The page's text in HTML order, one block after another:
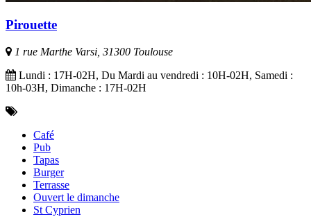
Pirouette
1 rue Marthe Varsi, 31300 Toulouse
Lundi : 17H-02H, Du Mardi au vendredi : 10H-02H, Samedi :
10h-03H, Dimanche : 17H-02H
Café
Pub
Tapas
Burger
Terrasse
Ouvert le dimanche
St Cyprien